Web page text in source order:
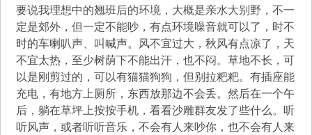
要说我理想中的翘班后的环境，大概是亲水大别野，不一
定是郊外，但一定不能吵，有点环境噪音就可以了，时不
时的车喇叭声、叫喊声。风不宜过大，秋风有点凉了，天
不宜太热，至少树荫下不能出汗，也不闷。草地不长，可
以是刚剪过的，可以有猫猫狗狗，但别拉粑粑。有插座能
充电，有地方上厕所，东西放那边不会丢。然后在一个午
后，躺在草坪上按按手机，看看沙雕群友发了些什么。听
听风声，或者听听音乐，不会有人来吵你，也不会有人来